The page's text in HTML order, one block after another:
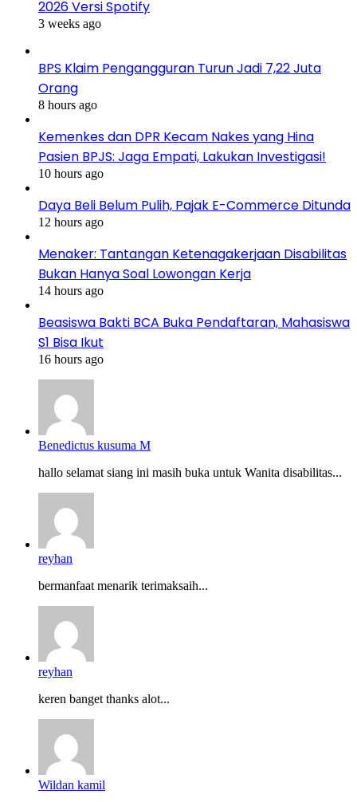
2026 Versi Spotify
3 weeks ago
BPS Klaim Pengangguran Turun Jadi 7,22 Juta
Orang
8 hours ago
Kemenkes dan DPR Kecam Nakes yang Hina
Pasien BPJS: Jaga Empati, Lakukan Investigasi!
10 hours ago
Daya Beli Belum Pulih, Pajak E-Commerce Ditunda
12 hours ago
Menaker: Tantangan Ketenagakerjaan Disabilitas
Bukan Hanya Soal Lowongan Kerja
14 hours ago
Beasiswa Bakti BCA Buka Pendaftaran, Mahasiswa
S1 Bisa Ikut
16 hours ago
Benedictus kusuma M
hallo selamat siang ini masih buka untuk Wanita disabilitas...
reyhan
bermanfaat menarik terimaksaih...
reyhan
keren banget thanks alot...
Wildan kamil